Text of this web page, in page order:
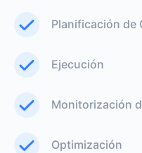
Planificación de
Ejecución
Monitorización
Optimización